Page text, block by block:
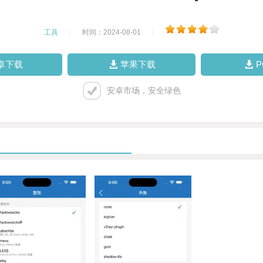
工具 时间：2024-08-01
下载 苹果下载
安卓市场，安全绿色